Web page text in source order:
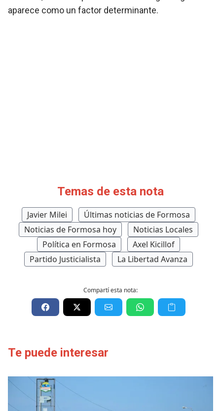
aparece como un factor determinante.
Temas de esta nota
Javier Milei
Últimas noticias de Formosa
Noticias de Formosa hoy
Noticias Locales
Política en Formosa
Axel Kicillof
Partido Justicialista
La Libertad Avanza
Compartí esta nota:
Te puede interesar